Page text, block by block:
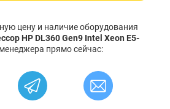
цену и наличие оборудования
HP DL360 Gen9 Intel Xeon E5-
прямо сейчас: